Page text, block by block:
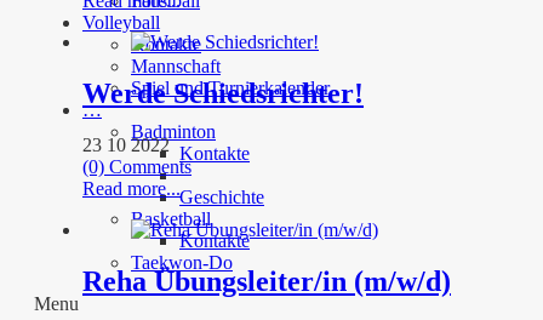
Volleyball
Kontakte
Mannschaft
Spiel und Turnierkalender
…
Badminton
Kontakte
Geschichte
Basketball
Kontakte
Taekwon-Do
Menu
Werde Schiedsrichter!
23 10 2022
(0) Comments
Read more...
Reha Übungsleiter/in (m/w/d)